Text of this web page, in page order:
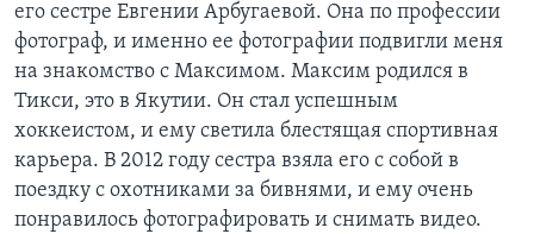
его сестре Евгении Арбугаевой. Она по профессии
фотограф, и именно ее фотографии подвигли меня
на знакомство с Максимом. Максим родился в
Тикси, это в Якутии. Он стал успешным
хоккеистом, и ему светила блестящая спортивная
карьера. В 2012 году сестра взяла его с собой в
поездку с охотниками за бивнями, и ему очень
понравилось фотографировать и снимать видео.